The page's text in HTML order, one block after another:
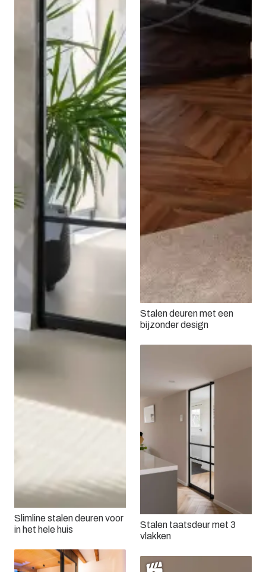
Slimline stalen deuren voor
in het hele huis
Stalen deuren met een
bijzonder design
Stalen taatsdeur met 3
vlakken